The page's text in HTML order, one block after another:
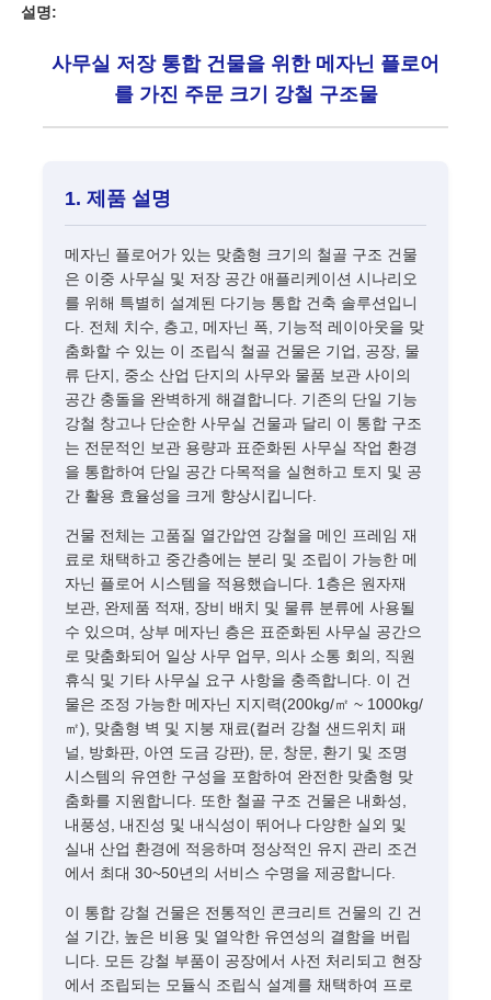
제품
VR 쇼
우리 에 관한 것
공장 투어
품질 관리
저희와 연락
뉴스
사건
블로그
설명:
사무실 저장 통합 건물을 위한 메자닌 플로어
를 가진 주문 크기 강철 구조물
1. 제품 설명
메자닌 플로어가 있는 맞춤형 크기의 철골 구조 건물
은 이중 사무실 및 저장 공간 애플리케이션 시나리오
를 위해 특별히 설계된 다기능 통합 건축 솔루션입니
다. 전체 치수, 층고, 메자닌 폭, 기능적 레이아웃을 맞
춤화할 수 있는 이 조립식 철골 건물은 기업, 공장, 물
류 단지, 중소 산업 단지의 사무와 물품 보관 사이의
공간 충돌을 완벽하게 해결합니다. 기존의 단일 기능
강철 창고나 단순한 사무실 건물과 달리 이 통합 구조
는 전문적인 보관 용량과 표준화된 사무실 작업 환경
을 통합하여 단일 공간 다목적을 실현하고 토지 및 공
간 활용 효율성을 크게 향상시킵니다.
건물 전체는 고품질 열간압연 강철을 메인 프레임 재
료로 채택하고 중간층에는 분리 및 조립이 가능한 메
자닌 플로어 시스템을 적용했습니다. 1층은 원자재
보관, 완제품 적재, 장비 배치 및 물류 분류에 사용될
수 있으며, 상부 메자닌 층은 표준화된 사무실 공간으
로 맞춤화되어 일상 사무 업무, 의사 소통 회의, 직원
휴식 및 기타 사무실 요구 사항을 충족합니다. 이 건
물은 조정 가능한 메자닌 지지력(200kg/㎡ ~ 1000kg/
㎡), 맞춤형 벽 및 지붕 재료(컬러 강철 샌드위치 패
널, 방화판, 아연 도금 강판), 문, 창문, 환기 및 조명
시스템의 유연한 구성을 포함하여 완전한 맞춤형 맞
춤화를 지원합니다. 또한 철골 구조 건물은 내화성,
내풍성, 내진성 및 내식성이 뛰어나 다양한 실외 및
실내 산업 환경에 적응하며 정상적인 유지 관리 조건
에서 최대 30~50년의 서비스 수명을 제공합니다.
이 통합 강철 건물은 전통적인 콘크리트 건물의 긴 건
설 기간, 높은 비용 및 열악한 유연성의 결함을 버립
니다. 모든 강철 부품이 공장에서 사전 처리되고 현장
에서 조립되는 모듈식 조립식 설계를 채택하여 프로